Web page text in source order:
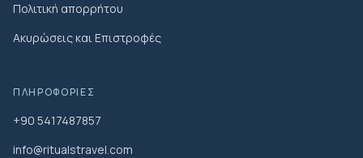
Πολιτική απορρήτου
Ακυρώσεις και Επιστροφές
ΠΛΗΡΟΦΟΡΊΕΣ
+90 5417487857
info@ritualstravel.com